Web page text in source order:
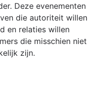
Deze evenementen
die autoriteit willen
en relaties willen
die misschien niet
zijn.